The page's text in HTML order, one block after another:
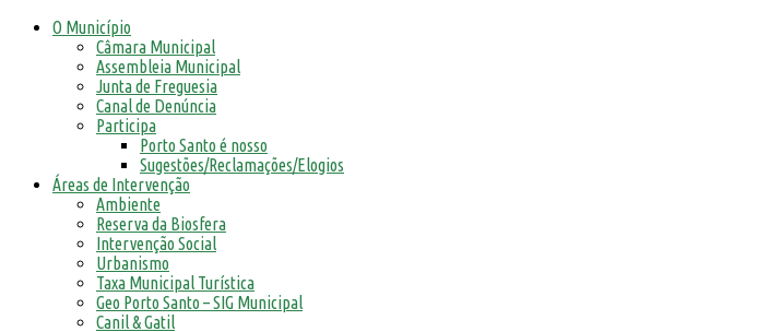
O Município
Câmara Municipal
Assembleia Municipal
Junta de Freguesia
Canal de Denúncia
Participa
Porto Santo é nosso
Sugestões/Reclamações/Elogios
Áreas de Intervenção
Ambiente
Reserva da Biosfera
Intervenção Social
Urbanismo
Taxa Municipal Turística
Geo Porto Santo – SIG Municipal
Canil & Gatil